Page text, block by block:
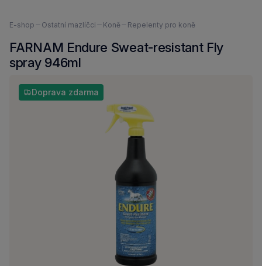
Nacházíte
zde:
E-shop Ostatní mazlíčci Koně Repelenty pro koně
FARNAM Endure Sweat-resistant Fly
spray 946ml
Doprava zdarma